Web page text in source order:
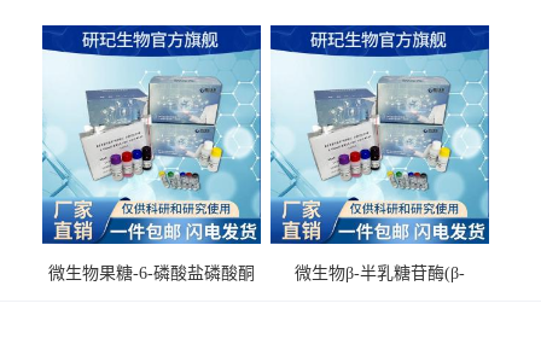
微生物果糖-6-磷酸盐磷酸酮
微生物β-半乳糖苷酶(β-